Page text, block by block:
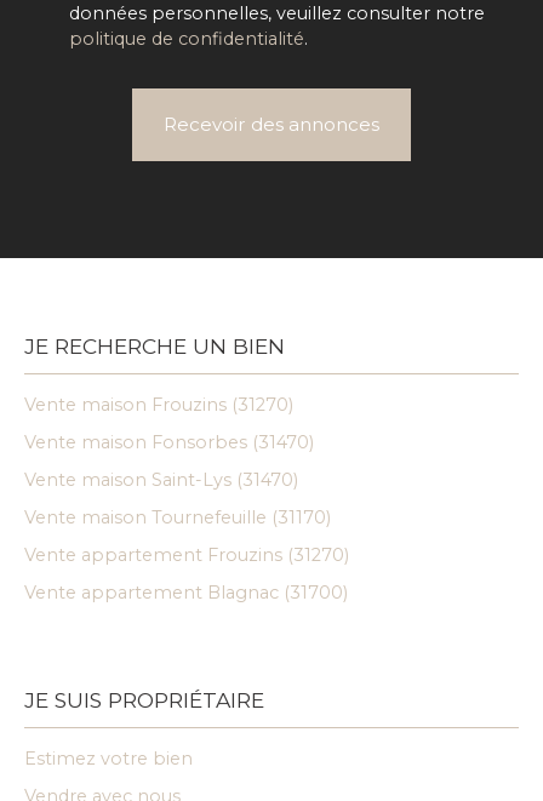
données personnelles, veuillez consulter notre
politique de confidentialité.
Recevoir des annonces
JE RECHERCHE UN BIEN
Vente maison Frouzins (31270)
Vente maison Fonsorbes (31470)
Vente maison Saint-Lys (31470)
Vente maison Tournefeuille (31170)
Vente appartement Frouzins (31270)
Vente appartement Blagnac (31700)
JE SUIS PROPRIÉTAIRE
Estimez votre bien
Vendre avec nous